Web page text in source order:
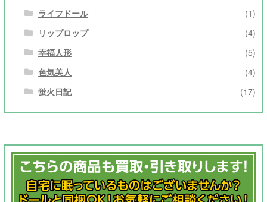
ライフドール
(1)
リップロップ
(4)
幸福人形
(5)
色気美人
(4)
蛍火日記
(17)